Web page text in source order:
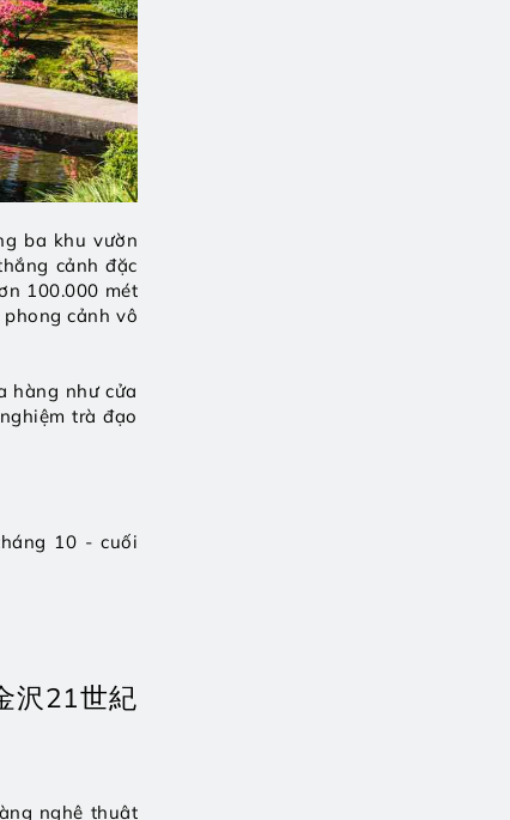
ba khu vườn
cảnh đặc
100.000 mét
cảnh vô
hàng như cửa
trà đạo
10 - cuối
沢21世紀
nghệ thuật